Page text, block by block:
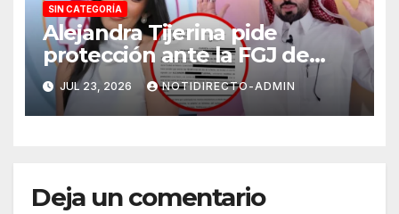
SIN CATEGORÍA
Alejandra Tijerina pide
protección ante la FGJ de
CdMx por vîolêncîa mediática
y psicológica de Masad
Altamimi, integrante de La
JUL 23, 2026 NOTIDIRECTO-ADMIN
Deja un comentario